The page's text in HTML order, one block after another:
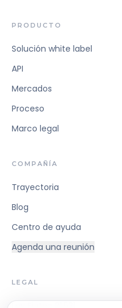
PRODUCTO
Solución white label
API
Mercados
Proceso
Marco legal
COMPAÑÍA
Trayectoria
Blog
Centro de ayuda
Agenda una reunión
LEGAL